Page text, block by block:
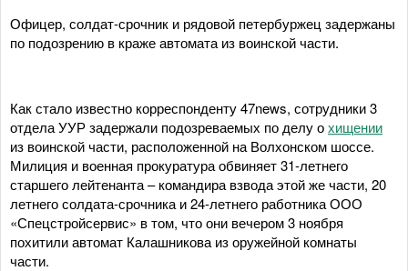
Офицер, солдат-срочник и рядовой петербуржец задержаны
по подозрению в краже автомата из воинской части.
Как стало известно корреспонденту 47news, сотрудники 3
отдела УУР задержали подозреваемых по делу охищении
из воинской части, расположенной на Волхонском шоссе.
Милиция и военная прокуратура обвиняет 31-летнего
старшего лейтенанта – командира взвода этой же части, 20
летнего солдата-срочника и 24-летнего работника ООО
«Спецстройсервис» в том, что они вечером 3 ноября
похитили автомат Калашникова из оружейной комнаты
части.